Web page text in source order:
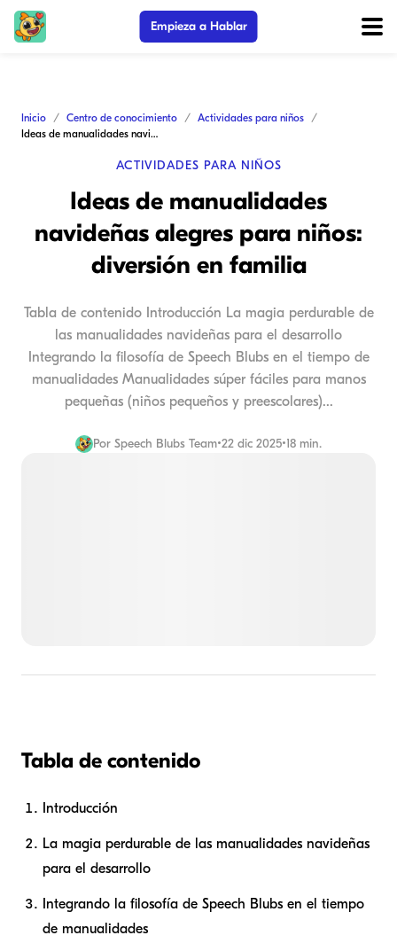
Empieza a Hablar
Inicio Centro de conocimiento
Actividades para niños
Ideas de manualidades navideñas alegres para niños: diversión en familia
ACTIVIDADES PARA NIÑOS
Ideas de manualidades
navideñas alegres para niños:
diversión en familia
Tabla de contenido Introducción La magia perdurable de
las manualidades navideñas para el desarrollo
Integrando la filosofía de Speech Blubs en el tiempo de
manualidades Manualidades súper fáciles para manos
pequeñas (niños pequeños y preescolares)...
Por Speech Blubs Team•22 dic 2025•18 min.
Tabla de contenido
Introducción
La magia perdurable de las manualidades navideñas
para el desarrollo
Integrando la filosofía de Speech Blubs en el tiempo
de manualidades